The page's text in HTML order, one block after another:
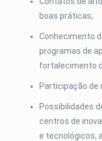
boas práticas;
Conhecimento
programas de
fortalecimento
Participação de
Possibilidades
centros de
e tecnológicos,